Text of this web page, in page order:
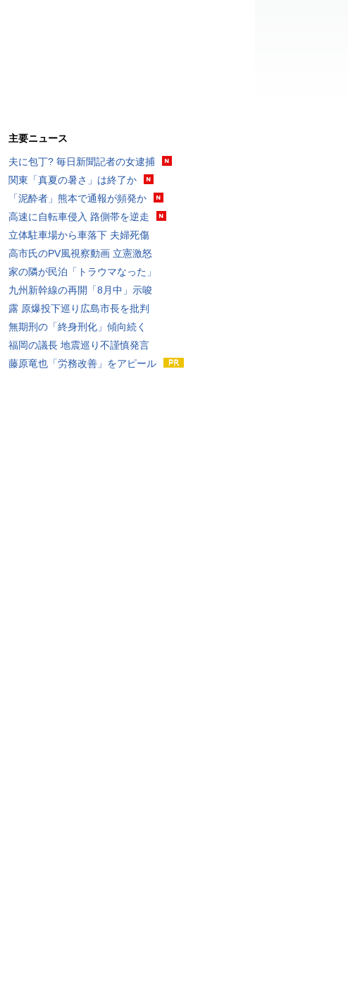
主要ニュース
夫に包丁? 毎日新聞記者の女逮捕
関東「真夏の暑さ」は終了か
「泥酔者」熊本で通報が頻発か
高速に自転車侵入 路側帯を逆走
立体駐車場から車落下 夫婦死傷
高市氏のPV風視察動画 立憲激怒
家の隣が民泊「トラウマなった」
九州新幹線の再開「8月中」示唆
露 原爆投下巡り広島市長を批判
無期刑の「終身刑化」傾向続く
福岡の議長 地震巡り不謹慎発言
藤原竜也「労務改善」をアピール